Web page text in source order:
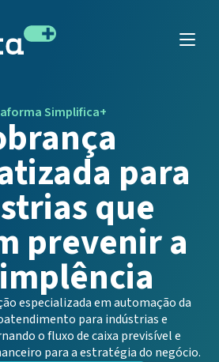
Simplifica+
para
que
prevenir a
especializada em automação da
para indústrias e
o fluxo de caixa previsível e
para a estratégia do negócio.